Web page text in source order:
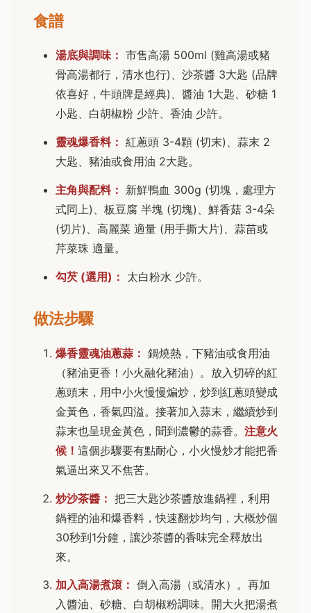
食譜
湯底與調味： 市售高湯 500ml (雞高湯或豬
骨高湯都行，清水也行)、沙茶醬 3大匙 (品牌
依喜好，牛頭牌是經典)、醬油 1大匙、砂糖 1
小匙、白胡椒粉 少許、香油 少許。
靈魂爆香料： 紅蔥頭 3-4顆 (切末)、蒜末 2
大匙、豬油或食用油 2大匙。
主角與配料： 新鮮鴨血 300g (切塊，處理方
式同上)、板豆腐 半塊 (切塊)、鮮香菇 3-4朵
(切片)、高麗菜 適量 (用手撕大片)、蒜苗或
芹菜珠 適量。
勾芡 (選用)： 太白粉水 少許。
做法步驟
爆香靈魂油蔥蒜： 鍋燒熱，下豬油或食用油
（豬油更香！小火融化豬油）。放入切碎的紅
蔥頭末，用中小火慢慢煸炒，炒到紅蔥頭變成
金黃色，香氣四溢。接著加入蒜末，繼續炒到
蒜末也呈現金黃色，聞到濃鬱的蒜香。 注意火
候！ 這個步驟要有點耐心，小火慢炒才能把香
氣逼出來又不焦苦。
炒沙茶醬： 把三大匙沙茶醬放進鍋裡，利用
鍋裡的油和爆香料，快速翻炒均勻，大概炒個
30秒到1分鐘，讓沙茶醬的香味完全釋放出
來。
加入高湯煮滾： 倒入高湯（或清水）。再加
入醬油、砂糖、白胡椒粉調味。開大火把湯煮